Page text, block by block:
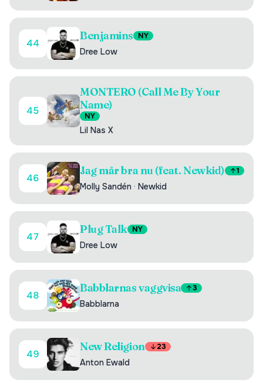
44
Benjamins NY
Dree Low
45
MONTERO (Call Me By Your
Name)
NY
Lil Nas X
46
Jag mår bra nu (feat. Newkid) 1
Molly Sandén · Newkid
47
Plug Talk NY
Dree Low
48
Babblarnas vaggvisa 3
Babblarna
49
New Religion 23
Anton Ewald